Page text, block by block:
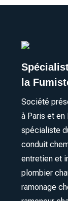
la
Société
à Paris et
spécialiste
conduit
entretien et
plombier
ramonage